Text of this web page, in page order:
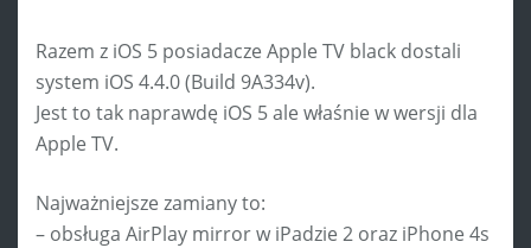
Razem z iOS 5 posiadacze Apple TV black dostali
system iOS 4.4.0 (Build 9A334v).
Jest to tak naprawdę iOS 5 ale właśnie w wersji dla
Apple TV.
Najważniejsze zamiany to:
– obsługa AirPlay mirror w iPadzie 2 oraz iPhone 4s